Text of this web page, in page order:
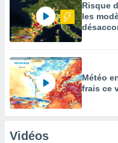
Risque
les
Météo
frais ce
Vidéos